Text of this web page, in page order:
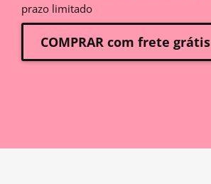
prazo limitado
COMPRAR com frete grátis